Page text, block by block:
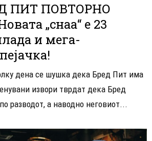
ПИТ ПОВТОРНО
„снаа“ е 23
и мега-
дена се шушка дека Бред Пит има
извори тврдат дека Бред
разводот, а наводно неговиот...